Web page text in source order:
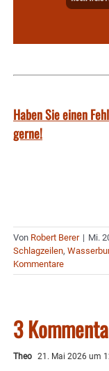
Haben Sie einen
gerne!
Von Robert Berer | Mi.
Schlagzeilen,
Kommentare
3
Theo 21. Mai 2026 um